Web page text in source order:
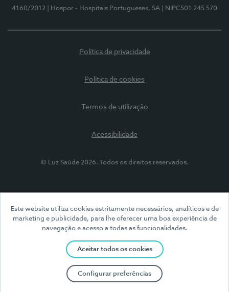
Este website utiliza cookies estritamente necessários, analíticos e de
marketing e publicidade, para lhe oferecer uma boa experiência de
navegação e acesso a todas as funcionalidades.
Aceitar todos os cookies
Configurar preferências
4160/2012
| Hospor - Hospitais Portugueses, SA | NIPC501 245 570
Política de privacidade
Política de cookies
Termos de utilização
Acessibilidade
© Luz Saúde 2026. Todos os direitos reservados.